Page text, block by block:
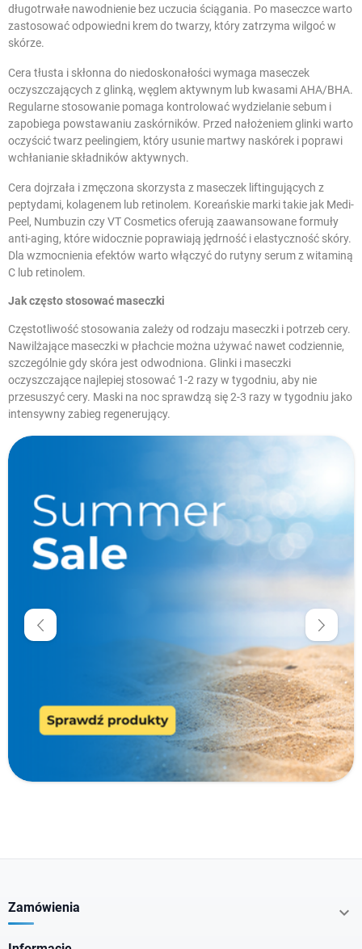
Nowe produkty
Promocje
Producenci
długotrwałe nawodnienie bez uczucia ściągania. Po maseczce warto
zastosować odpowiedni krem do twarzy, który zatrzyma wilgoć w
skórze.
Cera tłusta i skłonna do niedoskonałości wymaga maseczek
oczyszczających z glinką, węglem aktywnym lub kwasami AHA/BHA.
Regularne stosowanie pomaga kontrolować wydzielanie sebum i
zapobiega powstawaniu zaskórników. Przed nałożeniem glinki warto
oczyścić twarz peelingiem, który usunie martwy naskórek i poprawi
wchłanianie składników aktywnych.
Cera dojrzała i zmęczona skorzysta z maseczek liftingujących z
peptydami, kolagenem lub retinolem. Koreańskie marki takie jak Medi-
Peel, Numbuzin czy VT Cosmetics oferują zaawansowane formuły
anti-aging, które widocznie poprawiają jędrność i elastyczność skóry.
Dla wzmocnienia efektów warto włączyć do rutyny serum z witaminą
C lub retinolem.
Jak często stosować maseczki
Częstotliwość stosowania zależy od rodzaju maseczki i potrzeb cery.
Nawilżające maseczki w płachcie można używać nawet codziennie,
szczególnie gdy skóra jest odwodniona. Glinki i maseczki
oczyszczające najlepiej stosować 1-2 razy w tygodniu, aby nie
przesuszyć cery. Maski na noc sprawdzą się 2-3 razy w tygodniu jako
intensywny zabieg regenerujący.
Zamówienia 